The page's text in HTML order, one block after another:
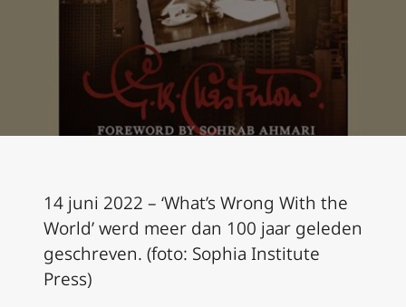
14 juni 2022 – ‘What’s Wrong With the
World’ werd meer dan 100 jaar geleden
geschreven. (foto: Sophia Institute
Press)